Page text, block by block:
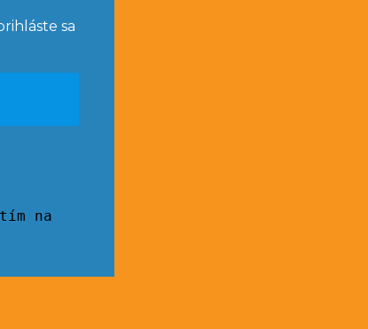
sa
na